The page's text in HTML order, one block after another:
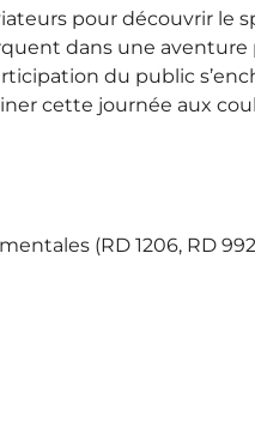
pour découvrir le
dans une
du public
cette journée aux
(RD 1206, RD